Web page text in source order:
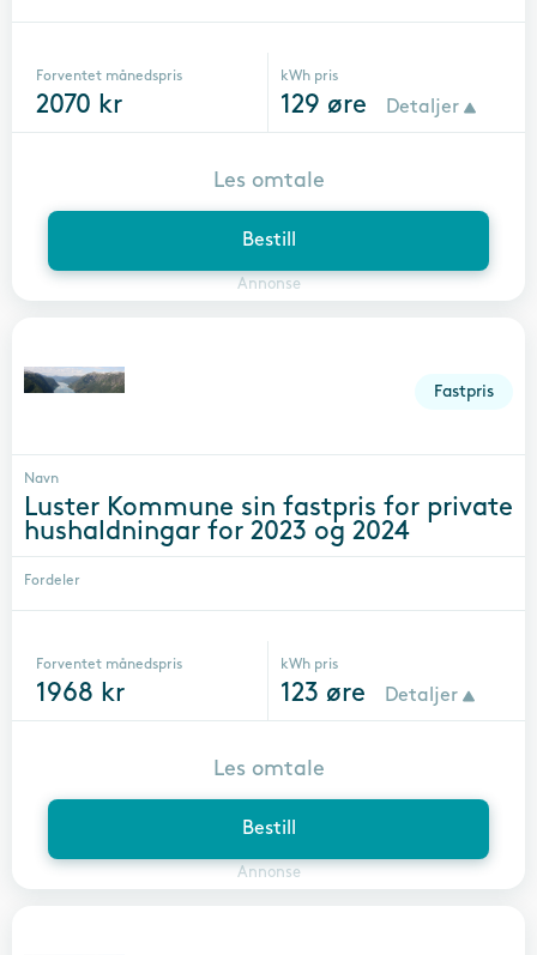
Forventet månedspris
2070 kr
kWh pris
129 øre Detaljer
Bestill
Annonse
Les omtale
Fastpris
Navn
Luster Kommune sin fastpris for private
hushaldningar for 2023 og 2024
Fordeler
Forventet månedspris
1968 kr
kWh pris
123 øre Detaljer
Bestill
Annonse
Les omtale